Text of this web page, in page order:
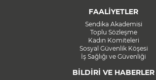
FAALİYETLER
Sendika Akademisi
Toplu Sözleşme
Kadın Komiteleri
Sosyal Güvenlik Köşesi
İş Sağlığı ve Güvenliği
BİLDİRİ VE HABERLER